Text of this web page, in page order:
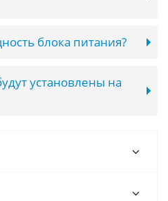
блока питания?
установлены на